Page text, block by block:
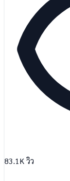
83.1K วิว